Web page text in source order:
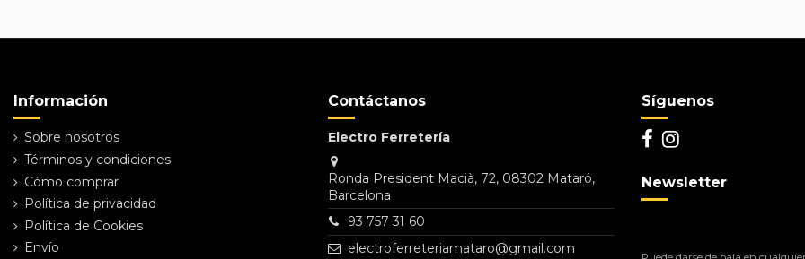
Información
Sobre nosotros
Términos y condiciones
Cómo comprar
Política de privacidad
Política de Cookies
Envío
Contáctanos
Electro Ferretería
Ronda President Macià, 72, 08302 Mataró,
Barcelona
93 757 31 60
electroferreteriamataro@gmail.com
Síguenos
Newsletter